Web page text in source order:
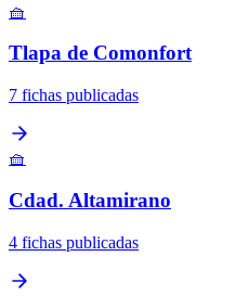
🧺
Tlapa de Comonfort
7 fichas publicadas
🧺
Cdad. Altamirano
4 fichas publicadas